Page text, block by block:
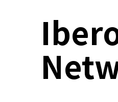
新聞及
業務領